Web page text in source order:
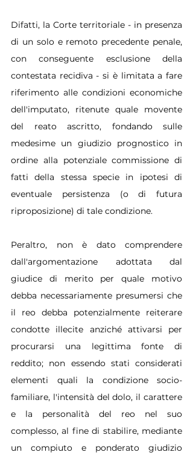
Difatti, la Corte territoriale - in presenza
di un solo e remoto precedente penale,
con conseguente esclusione della
contestata recidiva - si è limitata a fare
riferimento alle condizioni economiche
dell'imputato, ritenute quale movente
del reato ascritto, fondando sulle
medesime un giudizio prognostico in
ordine alla potenziale commissione di
fatti della stessa specie in ipotesi di
eventuale persistenza (o di futura
riproposizione) di tale condizione.
Peraltro, non è dato comprendere
dall'argomentazione adottata dal
giudice di merito per quale motivo
debba necessariamente presumersi che
il reo debba potenzialmente reiterare
condotte illecite anziché attivarsi per
procurarsi una legittima fonte di
reddito; non essendo stati considerati
elementi quali la condizione socio-
familiare, l'intensità del dolo, il carattere
e la personalità del reo nel suo
complesso, al fine di stabilire, mediante
un compiuto e ponderato giudizio